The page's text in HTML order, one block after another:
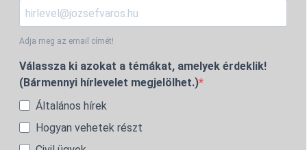
Adja meg az email címét!
Válassza ki azokat a témákat, amelyek érdeklik!
(Bármennyi hírlevelet megjelölhet.)
Általános hírek
Hogyan vehetek részt